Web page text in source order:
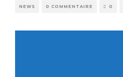
NEWS 0 COMMENTAIRE 0